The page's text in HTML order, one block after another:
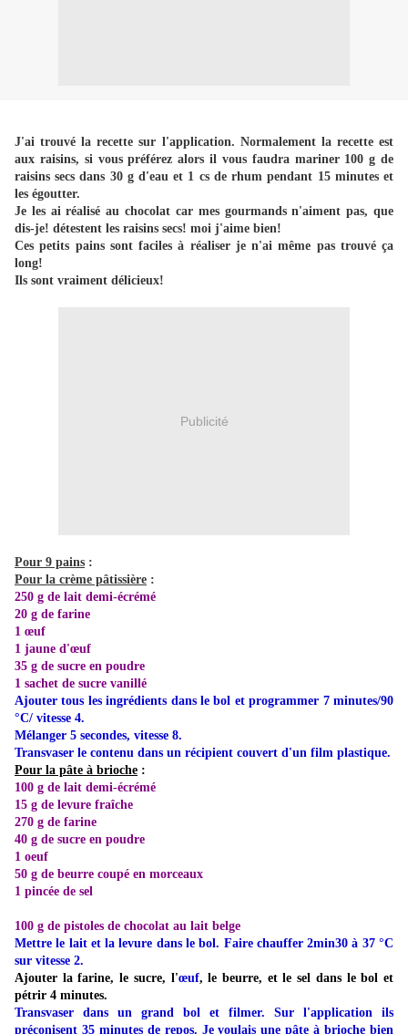
J'ai trouvé la recette sur l'application. Normalement la recette est
aux raisins, si vous préférez alors il vous faudra mariner 100 g de
raisins secs dans 30 g d'eau et 1 cs de rhum pendant 15 minutes et
les égoutter.
Je les ai réalisé au chocolat car mes gourmands n'aiment pas, que
dis-je! détestent les raisins secs! moi j'aime bien!
Ces petits pains sont faciles à réaliser je n'ai même pas trouvé ça
long!
Ils sont vraiment délicieux!
Publicité
Pour 9 pains :
Pour la crème pâtissière :
250 g de lait demi-écrémé
20 g de farine
1 œuf
1 jaune d'œuf
35 g de sucre en poudre
1 sachet de sucre vanillé
Ajouter tous les ingrédients dans le bol et programmer 7 minutes/90
°C/ vitesse 4.
Mélanger 5 secondes, vitesse 8.
Transvaser le contenu dans un récipient couvert d'un film plastique.
Pour la pâte à brioche :
100 g de lait demi-écrémé
15 g de levure fraîche
270 g de farine
40 g de sucre en poudre
1 oeuf
50 g de beurre coupé en morceaux
1 pincée de sel
100 g de pistoles de chocolat au lait belge
Mettre le lait et la levure dans le bol. Faire chauffer 2min30 à 37 °C
sur vitesse 2.
Ajouter la farine, le sucre, l'œuf, le beurre, et le sel dans le bol et
pétrir 4 minutes.
Transvaser dans un grand bol et filmer. Sur l'application ils
préconisent 35 minutes de repos. Je voulais une pâte à brioche bien